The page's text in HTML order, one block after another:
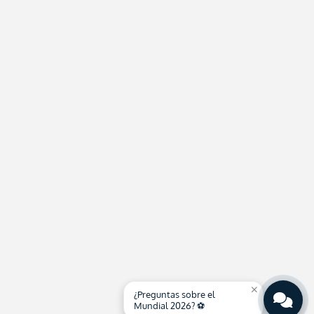
close
¿Preguntas sobre el
Mundial 2026? ⚽